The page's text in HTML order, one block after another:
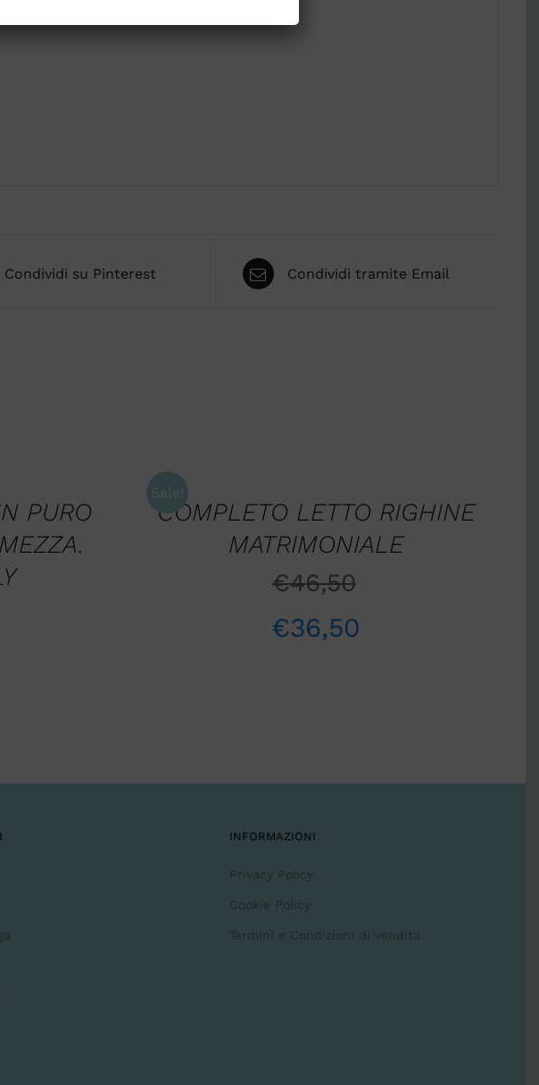
Condividi su Pinterest Condividi tramite Email
PURO
Sale!
QUICK
VIEW
COMPLETO LETTO RIGHINE
MATRIMONIALE
€46,50
€36,50
INFORMAZIONI
Privacy Policy
Cookie Policy
Termini e Condizioni di vendita